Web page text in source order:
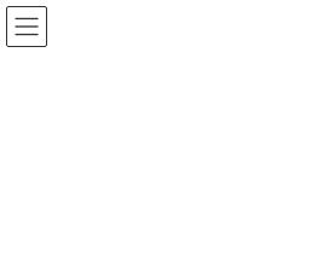
コ
ン
ナ
ビ